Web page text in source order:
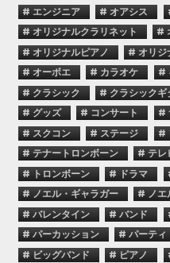
# エンジニア
# オアシス
# オリジナルクラリネット
#
# オリジナルピアノ
# オリジ
# オーボエ
# カラオケ #
# クラシック
# クラシックギ
# グッズ
# コンサート #
# スクコン
# ステージ #
# テナートロンボーン
# テレ
# トロンボーン
# ドラマ
# ノエル・ギャラガー
# ノエ
# バレンタイン
# バンド
# パーカッション
# パーティ
# ビッグバンド
# ピアノ